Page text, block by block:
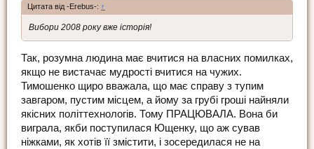
Цитата від -Erebus-: ↑
Вибори 2008 року вже історія!
Так, розумна людина має вчитися на власних помилках,
якщо не вистачає мудрості вчитися на чужих.
Тимошенко щиро вважала, що має справу з тупим
завгаром, пустим місцем, а йому за грубі гроші найняли
якісних політтехнологів. Тому ПРАЦЮВАЛА. Вона би
виграла, якби поступилася Ющенку, що аж сував
ніжками, як хотів її змістити, і зосередилася не на